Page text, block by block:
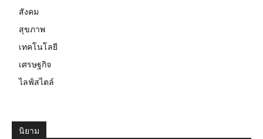
สังคม
สุขภาพ
เทคโนโลยี
เศรษฐกิจ
ไลฟ์สไตล์
นิยาม